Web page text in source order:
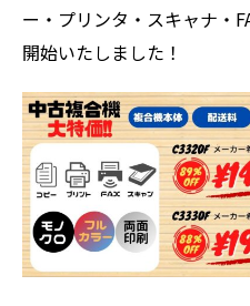
ー・プリンタ・スキャナ・
開始いたしました！